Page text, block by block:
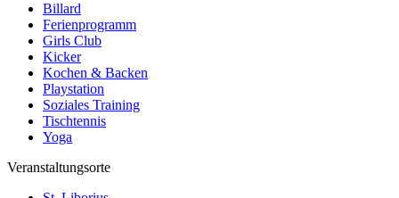
Billard
Ferienprogramm
Girls Club
Kicker
Kochen & Backen
Playstation
Soziales Training
Tischtennis
Yoga
Veranstaltungsorte